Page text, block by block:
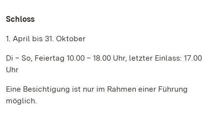
Schloss
1. April bis 31. Oktober
Di – So, Feiertag 10.00 – 18.00 Uhr, letzter Einlass: 17.00
Uhr
Eine Besichtigung ist nur im Rahmen einer Führung
möglich.